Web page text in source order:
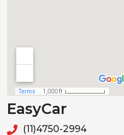
EasyCar
(11)4750-2994